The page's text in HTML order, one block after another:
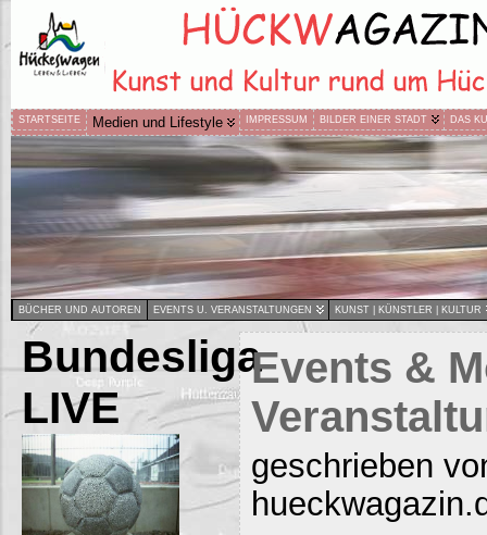
STARTSEITE Medien und Lifestyle IMPRESSUM BILDER EINER STADT DAS
BÜCHER UND AUTOREN EVENTS U. VERANSTALTUNGEN KUNST | KÜNSTLER | KULTUR
Bundesliga
LIVE
Events &
geschrieben